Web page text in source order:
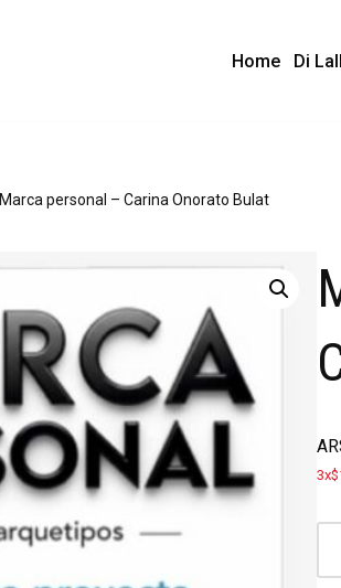
Home Di
Marca personal – Carina Onorato Bulat